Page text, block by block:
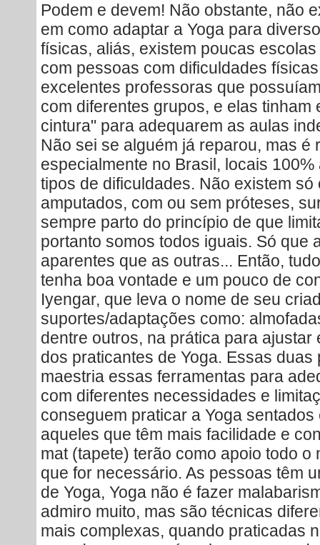
Podem e devem! Não obstante, não
em como adaptar a Yoga para
físicas, aliás, existem poucas
com pessoas com dificuldades
excelentes professoras que
com diferentes grupos, e elas tinham
cintura" para adequarem as aulas
Não sei se alguém já reparou, mas é
especialmente no Brasil, locais
tipos de dificuldades. Não existem
amputados, com ou sem próteses,
sempre parto do princípio de que
portanto somos todos iguais. Só que
aparentes que as outras... Então,
tenha boa vontade e um pouco de
Iyengar, que leva o nome de seu
suportes/adaptações como:
dentre outros, na prática para
dos praticantes de Yoga. Essas
maestria essas ferramentas para
com diferentes necessidades e
conseguem praticar a Yoga
aqueles que têm mais facilidade e
mat (tapete) terão como apoio todo o
que for necessário. As pessoas têm
de Yoga, Yoga não é fazer
admiro muito, mas são técnicas
mais complexas, quando praticadas